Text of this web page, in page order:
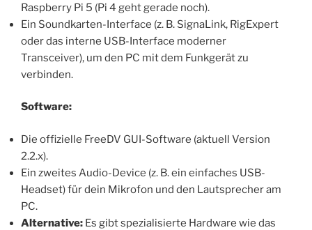
Raspberry Pi 5 (Pi 4 geht gerade noch).
Ein Soundkarten-Interface (z. B. SignaLink, RigExpert
oder das interne USB-Interface moderner
Transceiver), um den PC mit dem Funkgerät zu
verbinden.
Software:
Die offizielle FreeDV GUI-Software (aktuell Version
2.2.x).
Ein zweites Audio-Device (z. B. ein einfaches USB-
Headset) für dein Mikrofon und den Lautsprecher am
PC.
Alternative: Es gibt spezialisierte Hardware wie das